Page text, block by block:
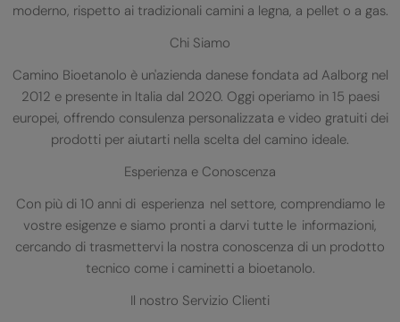
moderno, rispetto ai tradizionali camini a legna, a pellet o a gas.
Chi Siamo
Camino Bioetanolo è un'azienda danese fondata ad Aalborg nel
2012 e presente in Italia dal 2020. Oggi operiamo in 15 paesi
europei, offrendo consulenza personalizzata e video gratuiti dei
prodotti per aiutarti nella scelta del camino ideale.
Esperienza e Conoscenza
Con più di 10 anni di esperienza nel settore, comprendiamo le
vostre esigenze e siamo pronti a darvi tutte le informazioni,
cercando di trasmettervi la nostra conoscenza di un prodotto
tecnico come i caminetti a bioetanolo.
Il nostro Servizio Clienti